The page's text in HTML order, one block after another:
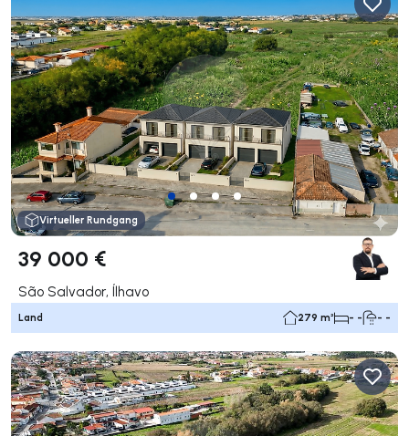
Virtueller Rundgang
39 000 €
São Salvador, Ílhavo
Land 279 m² - - - -